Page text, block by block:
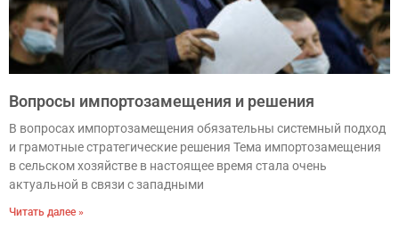
Вопросы импортозамещения и решения
В вопросах импортозамещения обязательны системный подход
и грамотные стратегические решения Тема импортозамещения
в сельском хозяйстве в настоящее время стала очень
актуальной в связи с западными
Читать далее »